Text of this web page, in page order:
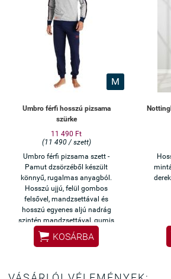
M
Umbro férfi hosszú pizsama
szürke
11 490 Ft
(11 490 / szett)
Umbro férfi pizsama szett -
Pamut dzsörzéből készült
könnyű, rugalmas anyagból.
Hosszú ujjú, felül gombos
felsővel, mandzsettával és
hosszú egyenes aljú nadrág
szintén mandzsettával, gumis
derékrésszel, hátulján zsebbel.
 KOSÁRBA